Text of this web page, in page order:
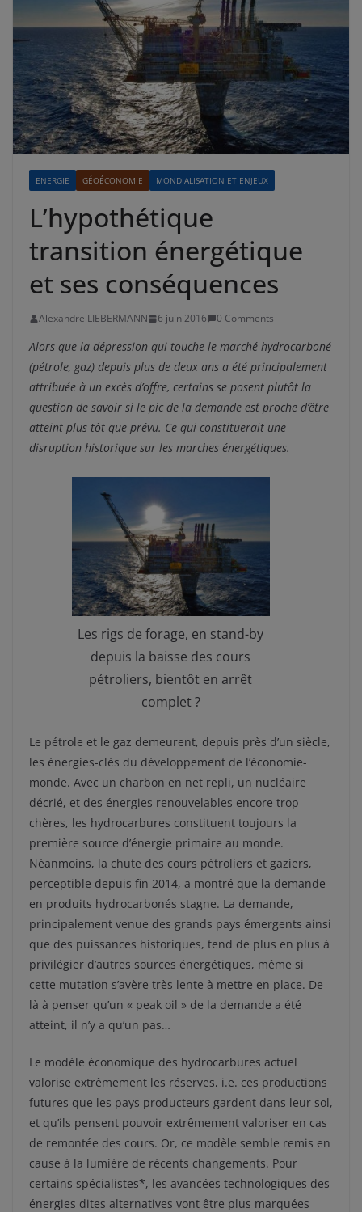
ENERGIE GÉOÉCONOMIE MONDIALISATION ET ENJEUX
L’hypothétique
transition énergétique
et ses conséquences
Alexandre LIEBERMANN 6 juin 2016 0 Comments
Alors que la dépression qui touche le marché hydrocarboné
(pétrole, gaz) depuis plus de deux ans a été principalement
attribuée à un excès d’offre, certains se posent plutôt la
question de savoir si le pic de la demande est proche d’être
atteint plus tôt que prévu. Ce qui constituerait une
disruption historique sur les marches énergétiques.
Les rigs de forage, en stand-by
depuis la baisse des cours
pétroliers, bientôt en arrêt
complet ?
Le pétrole et le gaz demeurent, depuis près d’un siècle,
les énergies-clés du développement de l’économie-
monde. Avec un charbon en net repli, un nucléaire
décrié, et des énergies renouvelables encore trop
chères, les hydrocarbures constituent toujours la
première source d’énergie primaire au monde.
Néanmoins, la chute des cours pétroliers et gaziers,
perceptible depuis fin 2014, a montré que la demande
en produits hydrocarbonés stagne. La demande,
principalement venue des grands pays émergents ainsi
que des puissances historiques, tend de plus en plus à
privilégier d’autres sources énergétiques, même si
cette mutation s’avère très lente à mettre en place. De
là à penser qu’un « peak oil » de la demande a été
atteint, il n’y a qu’un pas…
Le modèle économique des hydrocarbures actuel
valorise extrêmement les réserves, i.e. ces productions
futures que les pays producteurs gardent dans leur sol,
et qu’ils pensent pouvoir extrêmement valoriser en cas
de remontée des cours. Or, ce modèle semble remis en
cause à la lumière de récents changements. Pour
certains spécialistes*, les avancées technologiques des
énergies dites alternatives vont être plus marquées